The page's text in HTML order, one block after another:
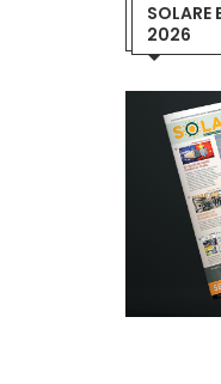
2026